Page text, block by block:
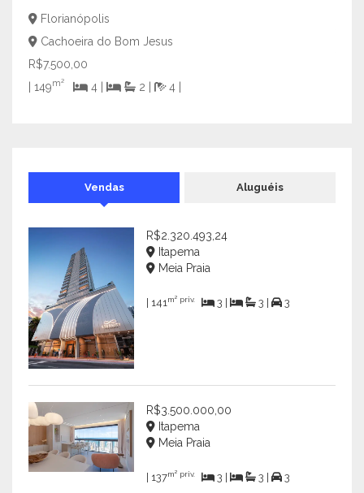
Florianópolis
Cachoeira do Bom Jesus
R$7.500,00
| 149m² 4 | 2 | 4 |
Vendas Aluguéis
R$2.320.493,24
Itapema
Meia Praia
| 141m² priv. 3 | 3 | 3
R$3.500.000,00
Itapema
Meia Praia
| 137m² priv. 3 | 3 | 3